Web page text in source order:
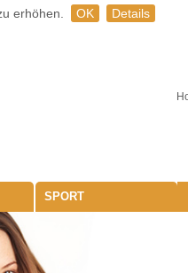
erhöhen. OK Details
SPORT